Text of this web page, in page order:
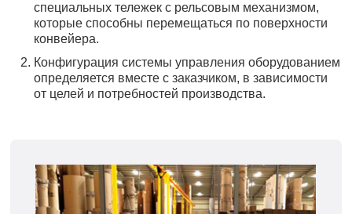
специальных тележек с рельсовым механизмом,
которые способны перемещаться по поверхности
конвейера.
Конфигурация системы управления оборудованием
определяется вместе с заказчиком, в зависимости
от целей и потребностей производства.